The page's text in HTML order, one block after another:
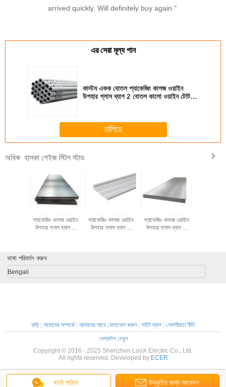
arrived quickly. Will definitely buy again."
এর সেরা মূল্য পান
কাস্টম একক বোতল প্যাকেজিং কাগজ ওয়াইন
উপহার গ্লাস ব্যাগ 2 বোতল কালো ওয়াইন টোট
চালিয়ে
অধিক হালকা গেইজ স্টিল স্টাড
কাস্টম একক বোতল
প্যাকেজিং কাগজ ওয়াইন
উপহার গ্লাস ব্যাগ 2
কাস্টম একক বোতল
প্যাকেজিং কাগজ ওয়াইন
উপহার গ্লাস ব্যাগ 2
কাস্টম একক বোতল
প্যাকেজিং কাগজ ওয়াইন
উপহার গ্লাস ব্যাগ 2
বার্তা পাঠান উদ্ধৃতির জন্য আবেদন
ভাষা পরিবর্তন করুন
Bengali
বাড়ি| আমাদের সম্পর্কে| আমাদের সাথে যোগাযোগ করুন| সাইট ম্যাপ| গোপনীয়তা নীতি
ডেস্কটপ দেখুন
Copyright © 2016 - 2025 Shenzhen LuoX Electric Co., Ltd.
All rights reserved. Developed by ECER